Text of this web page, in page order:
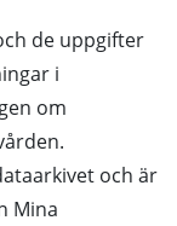
de uppgifter
i
om
och är
Mina